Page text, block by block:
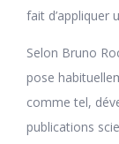
fait d’appliquer
Selon Bruno
pose
comme tel,
publications